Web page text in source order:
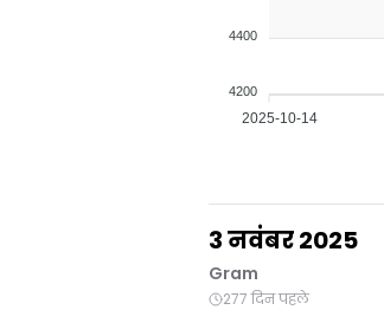
4400
4200
2025-10-14
3 नवंबर 2025
Gram
277 दिन पहले